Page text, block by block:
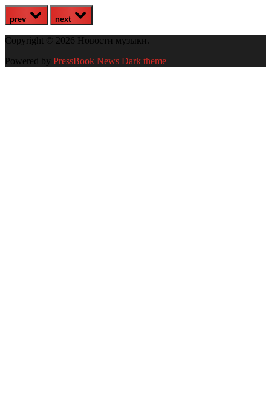
prev next
Copyright © 2026 Новости музыки.
Powered by PressBook News Dark theme